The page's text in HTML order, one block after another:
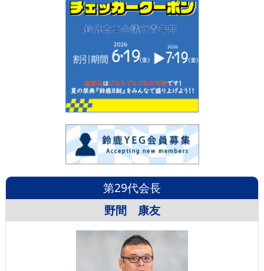
第29代会長
野間 康友